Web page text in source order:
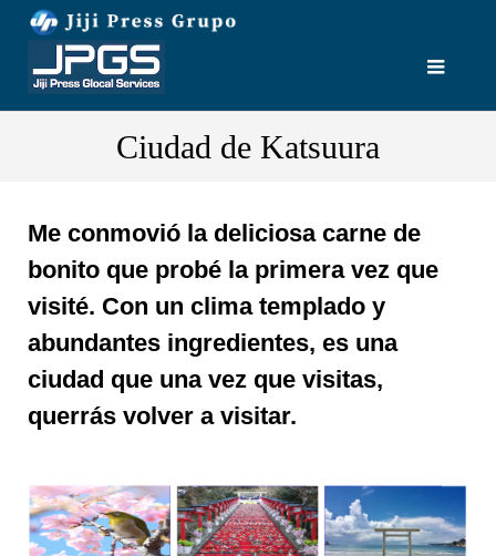
Ciudad de Katsuura
Me conmovió la deliciosa carne de
bonito que probé la primera vez que
visité. Con un clima templado y
abundantes ingredientes, es una
ciudad que una vez que visitas,
querrás volver a visitar.